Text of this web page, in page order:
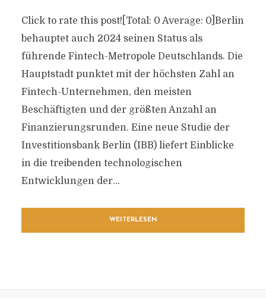
Click to rate this post![Total: 0 Average: 0]Berlin
behauptet auch 2024 seinen Status als
führende Fintech-Metropole Deutschlands. Die
Hauptstadt punktet mit der höchsten Zahl an
Fintech-Unternehmen, den meisten
Beschäftigten und der größten Anzahl an
Finanzierungsrunden. Eine neue Studie der
Investitionsbank Berlin (IBB) liefert Einblicke
in die treibenden technologischen
Entwicklungen der...
WEITERLESEN